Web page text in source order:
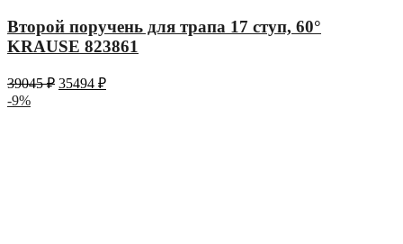
Второй поручень для трапа 17 ступ, 60°
KRAUSE 823861
39045₽ 35494 ₽
-9%